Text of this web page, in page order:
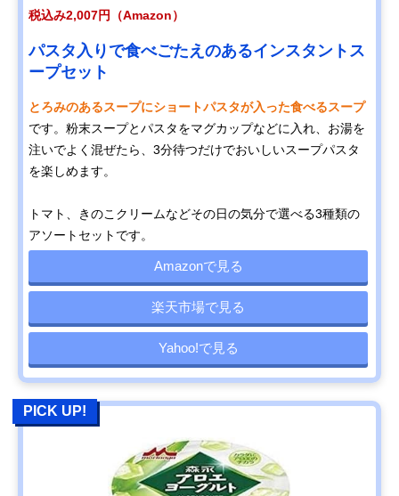
税込み2,007円（Amazon）
パスタ入りで食べごたえのあるインスタントス
ープセット
とろみのあるスープにショートパスタが入った食べるスープ
です。粉末スープとパスタをマグカップなどに入れ、お湯を
注いでよく混ぜたら、3分待つだけでおいしいスープパスタ
を楽しめます。
トマト、きのこクリームなどその日の気分で選べる3種類の
アソートセットです。
Amazonで見る
楽天市場で見る
Yahoo!で見る
PICK UP!